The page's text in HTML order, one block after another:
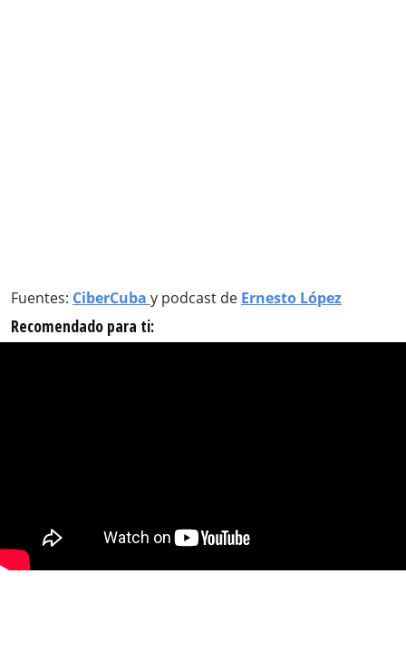
Fuentes: CiberCuba y podcast de Ernesto López
Recomendado para ti: